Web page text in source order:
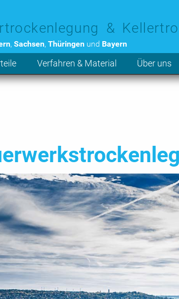
&
, Sachsen, Thüringenund Bayern
Verfahren & Material Über uns